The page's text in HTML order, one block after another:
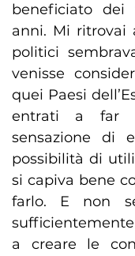
beneficiato
anni. Mi ritrovai
politici
venisse
quei Paesi
entrati a far
sensazione di
possibilità di
si capiva bene
farlo. E non
a creare le